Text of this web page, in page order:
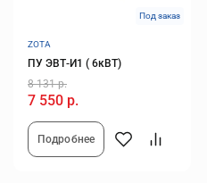
Под заказ
ZOTA
ПУ ЭВТ-И1 ( 6кВТ)
8 131 р.
7 550 р.
Подробнее